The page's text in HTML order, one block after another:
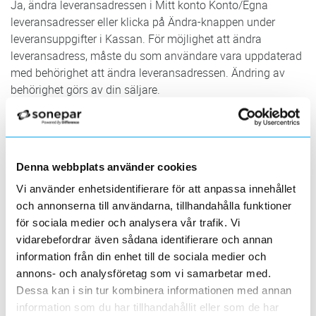
Denna webbplats använder cookies
Vi använder enhetsidentifierare för att anpassa innehållet
och annonserna till användarna, tillhandahålla funktioner
för sociala medier och analysera vår trafik. Vi
vidarebefordrar även sådana identifierare och annan
information från din enhet till de sociala medier och
annons- och analysföretag som vi samarbetar med.
Dessa kan i sin tur kombinera informationen med annan
information som du har tillhandahållit eller som de har
Ja, ändra leveransadressen i Mitt konto Konto/Egna
leveransadresser eller klicka på Ändra-knappen under
leveransuppgifter i Kassan. För möjlighet att ändra
leveransadress, måste du som användare vara uppdaterad
med behörighet att ändra leveransadressen. Ändring av
behörighet görs av din säljare.
15. Vad händer om jag glömmer bort att logga ut?
Inloggningstiden styrs i Mina kunduppgifter. Om du inte har
minuter.
16. Om en produkt ej kan levereras omgående, hur kan
jag se detta vi orderteckning?
Detta kommer att visas i form av informationstext under
produkten då man går till kassan.
17. Varför måste Er handläggare och beställarens
referens fyllas i?
Vår erfarenhet säger att vid fakturabehandling hos våra